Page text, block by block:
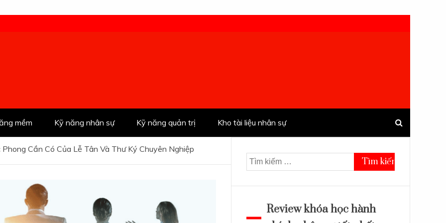
mềm Kỹ năng nhân sự Kỹ năng quản trị Kho tài liệu nhân sự
Phong Cần Có Của Lễ Tân Và Thư Ký Chuyên Nghiệp
Tìm
kiếm
cho:
Review khóa học hành